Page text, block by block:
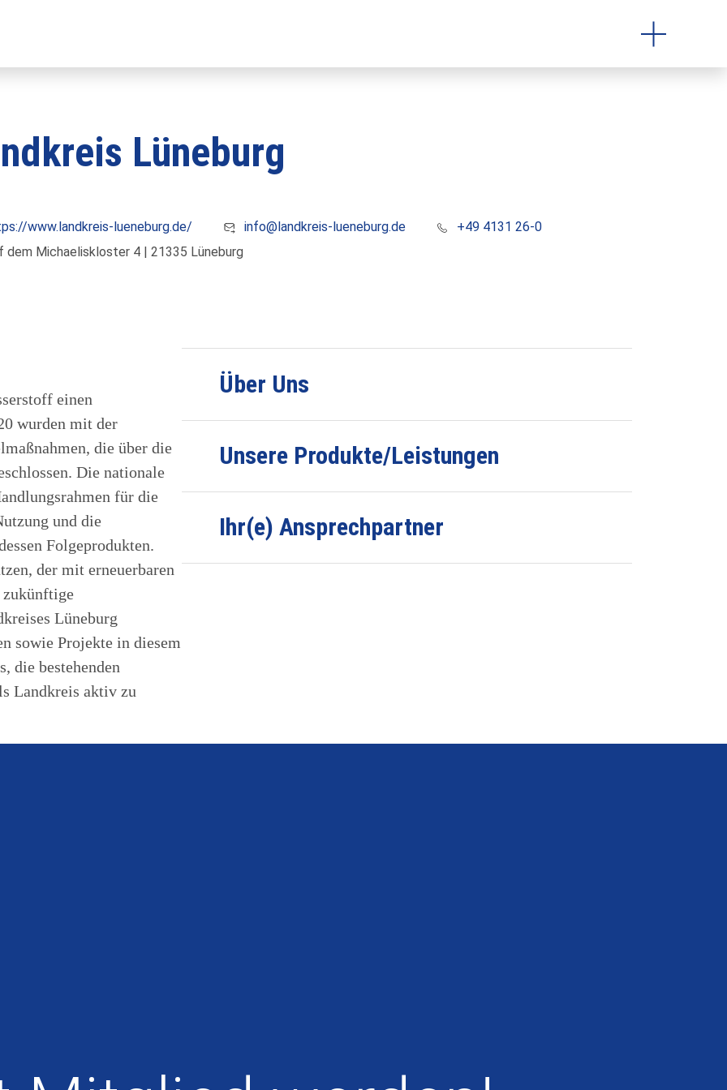
Lüneburg
www.landkreis-lueneburg.de/ info@landkreis-lueneburg.de
+49 4131 26-0
dem Michaeliskloster 4 | 21335 Lüneburg
einen
wurden mit der
die über die
Die nationale
für die
und die
Folgeprodukten.
der mit erneuerbaren
zukünftige
Lüneburg
sowie Projekte in diesem
die bestehenden
Landkreis aktiv zu
Über Uns
Unsere Produkte/Leistungen
Ihr(e) Ansprechpartner